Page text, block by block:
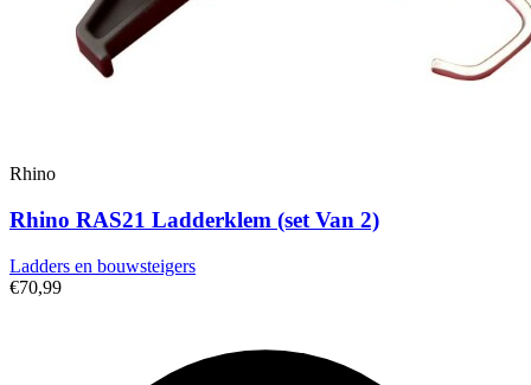
Rhino
Rhino RAS21 Ladderklem (set Van 2)
Ladders en bouwsteigers
€70,99